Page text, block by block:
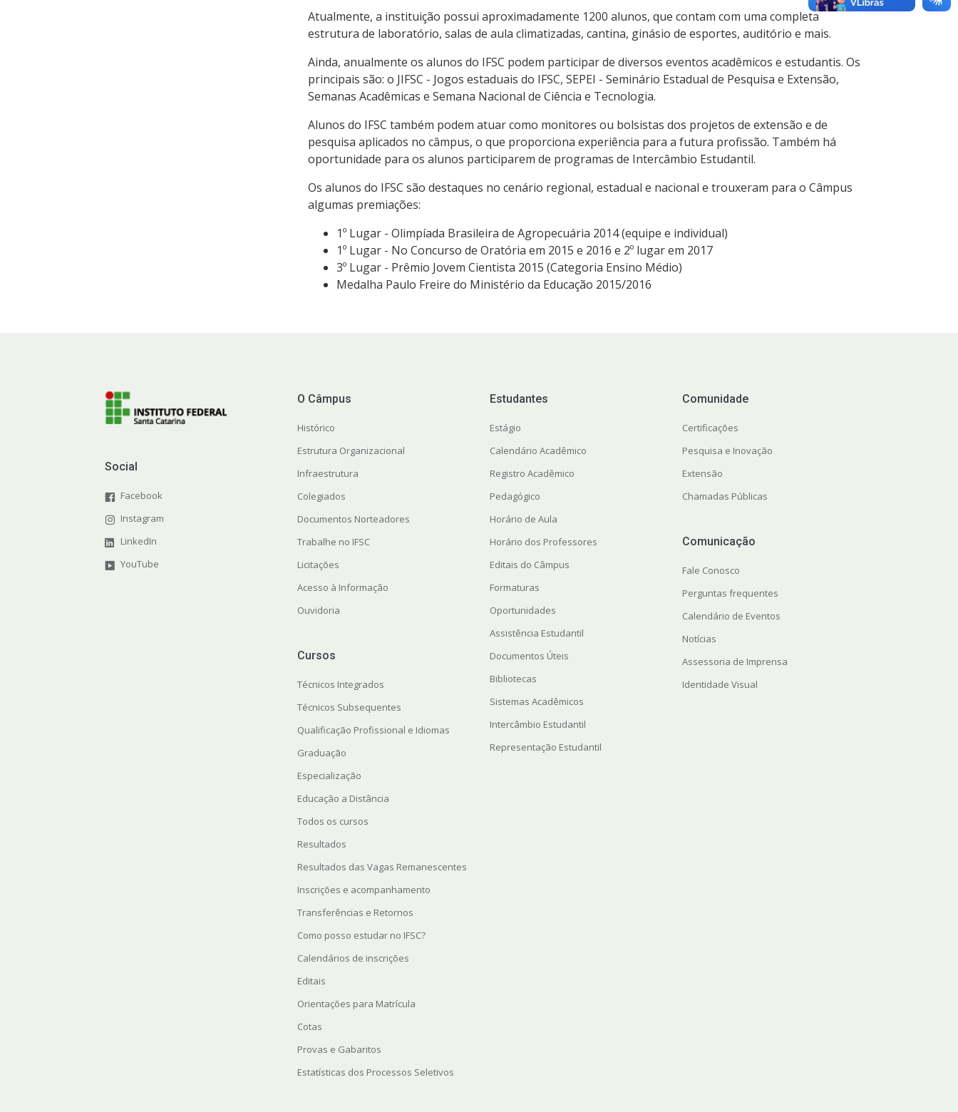
Atualmente, a instituição possui aproximadamente 1200 alunos, que contam com uma completa
estrutura de laboratório, salas de aula climatizadas, cantina, ginásio de esportes, auditório e mais.
Ainda, anualmente os alunos do IFSC podem participar de diversos eventos acadêmicos e estudantis. Os
principais são: o JIFSC - Jogos estaduais do IFSC, SEPEI - Seminário Estadual de Pesquisa e Extensão,
Semanas Acadêmicas e Semana Nacional de Ciência e Tecnologia.
Alunos do IFSC também podem atuar como monitores ou bolsistas dos projetos de extensão e de
pesquisa aplicados no câmpus, o que proporciona experiência para a futura profissão. Também há
oportunidade para os alunos participarem de programas de Intercâmbio Estudantil.
Os alunos do IFSC são destaques no cenário regional, estadual e nacional e trouxeram para o Câmpus
algumas premiações:
1º Lugar - Olimpíada Brasileira de Agropecuária 2014 (equipe e individual)
1º Lugar - No Concurso de Oratória em 2015 e 2016 e 2º lugar em 2017
3º Lugar - Prêmio Jovem Cientista 2015 (Categoria Ensino Médio)
Medalha Paulo Freire do Ministério da Educação 2015/2016
Social
Facebook
Instagram
LinkedIn
YouTube
O Câmpus
Histórico
Estrutura Organizacional
Infraestrutura
Colegiados
Documentos Norteadores
Trabalhe no IFSC
Licitações
Acesso à Informação
Ouvidoria
Cursos
Técnicos Integrados
Técnicos Subsequentes
Qualificação Profissional e Idiomas
Graduação
Especialização
Educação a Distância
Todos os cursos
Resultados
Resultados das Vagas Remanescentes
Inscrições e acompanhamento
Transferências e Retornos
Como posso estudar no IFSC?
Calendários de inscrições
Editais
Orientações para Matrícula
Cotas
Provas e Gabaritos
Estatísticas dos Processos Seletivos
Estudantes
Estágio
Calendário Acadêmico
Registro Acadêmico
Pedagógico
Horário de Aula
Horário dos Professores
Editais do Câmpus
Formaturas
Oportunidades
Assistência Estudantil
Documentos Úteis
Bibliotecas
Sistemas Acadêmicos
Intercâmbio Estudantil
Representação Estudantil
Comunidade
Certificações
Pesquisa e Inovação
Extensão
Chamadas Públicas
Comunicação
Fale Conosco
Perguntas frequentes
Calendário de Eventos
Notícias
Assessoria de Imprensa
Identidade Visual